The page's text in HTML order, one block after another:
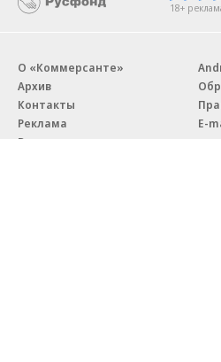
18+
О «Коммерсанте»
Архив
Контакты
Реклама
Вакансии
E-